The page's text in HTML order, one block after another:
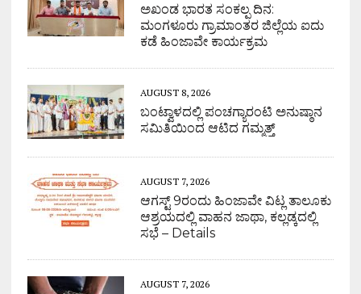
ಅಖಂಡ ಭಾರತ ಸಂಕಲ್ಪ ದಿನ:
ಮಂಗಳೂರು ಗ್ರಾಮಾಂತರ ಜಿಲ್ಲೆಯ ಐದು
ಕಡೆ ಹಿಂಜಾವೇ ಕಾರ್ಯಕ್ರಮ
AUGUST 8, 2026
ಬಂಟ್ವಾಳದಲ್ಲಿ ಪಂಚಗ್ಯಾರಂಟಿ ಅನುಷ್ಠಾನ
ಸಮಿತಿಯಿಂದ ಆಟಿದ ಗಮ್ಮತ್ತ್
AUGUST 7, 2026
ಆಗಸ್ಟ್ 9ರಂದು ಹಿಂಜಾವೇ ವಿಟ್ಲ ತಾಲೂಕು
ಆಶ್ರಯದಲ್ಲಿ ವಾಹನ ಜಾಥಾ, ಕಲ್ಲಡ್ಕದಲ್ಲಿ
ಸಭೆ – Details
AUGUST 7, 2026